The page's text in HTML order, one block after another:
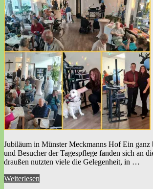
Jubiläum in Münster Meckmanns Hof Ein ganz
und Besucher der Tagespflege fanden sich an
draußen nutzten viele die Gelegenheit, in …
Weiterlesen